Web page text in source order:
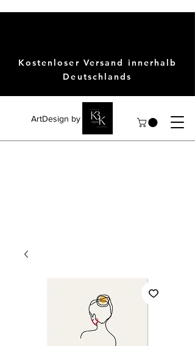
ArtDesign by KBK
Kostenloser Versand innerhalb
Deutschlands